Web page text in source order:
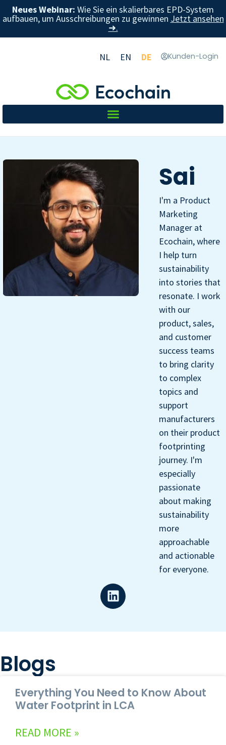
Neues Webinar: Wie Sie ein skalierbares EPD-System
aufbauen, um Ausschreibungen zu gewinnen Jetzt ansehen
➜.
NL EN DE Kunden-Login
Sai
I'm a Product
Marketing
Manager at
Ecochain, where
I help turn
sustainability
into stories that
resonate. I work
with our
product, sales,
and customer
success teams
to bring clarity
to complex
topics and
support
manufacturers
on their product
footprinting
journey. I'm
especially
passionate
about making
sustainability
more
approachable
and actionable
for everyone.
Blogs
Everything You Need to Know About
Water Footprint in LCA
READ MORE »